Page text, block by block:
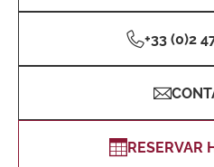
+33 (0)2
RESERVAR